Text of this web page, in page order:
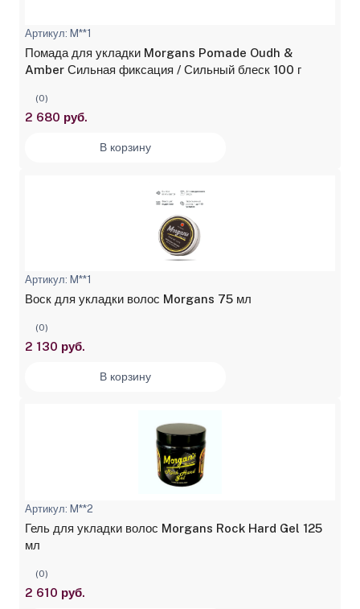
Артикул: M**1
Помада для укладки Morgans Pomade Oudh &
Amber Сильная фиксация / Сильный блеск 100 г
(0)
2 680 руб.
В корзину
Артикул: M**1
Воск для укладки волос Morgans 75 мл
(0)
2 130 руб.
В корзину
Артикул: M**2
Гель для укладки волос Morgans Rock Hard Gel 125
мл
(0)
2 610 руб.